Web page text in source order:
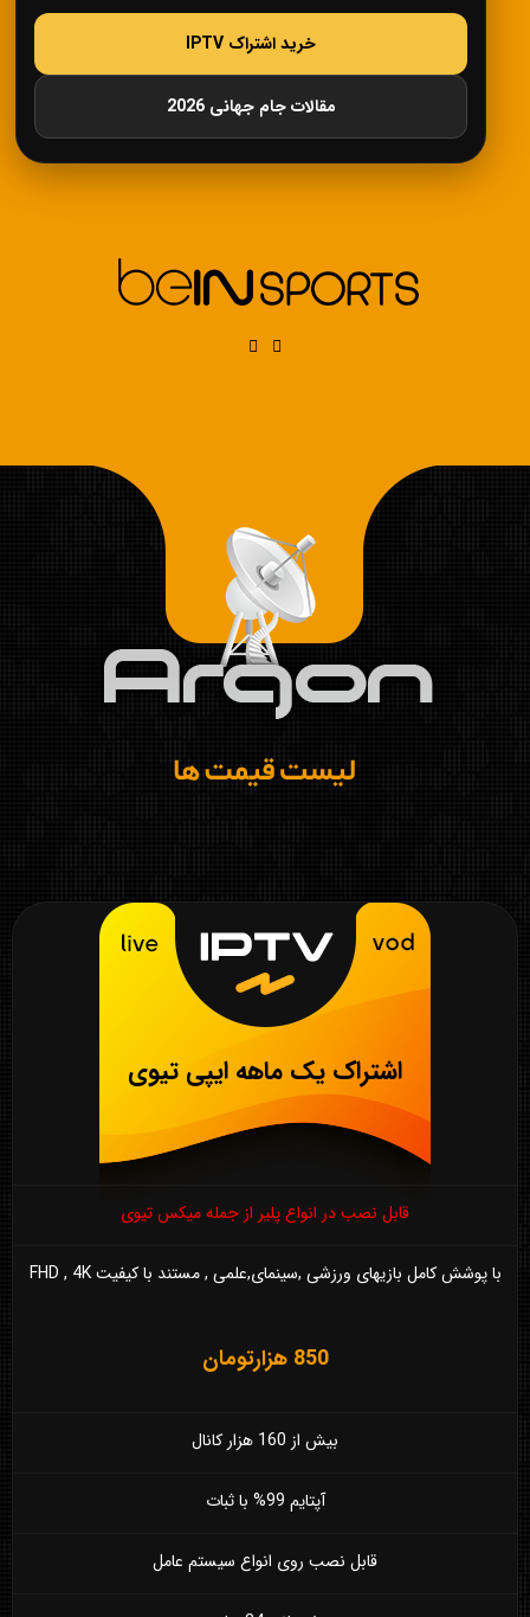
خرید اشتراک IPTV
مقالات جام جهانی 2026
اشتراک یک ماهه ایپی تیوی
قابل نصب در انواع پلیر از جمله میکس تیوی
با پوشش کامل بازیهای ورزشی ,سینمای,علمی , مستند با کیفیت FHD , 4K
850 هزارتومان
بیش از 160 هزار کانال
آپتایم 99% با ثبات
قابل نصب روی انواع سیستم عامل